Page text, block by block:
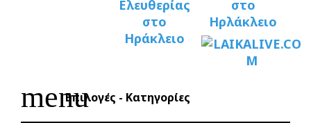
menuΕπιλογές - Κατηγορίες